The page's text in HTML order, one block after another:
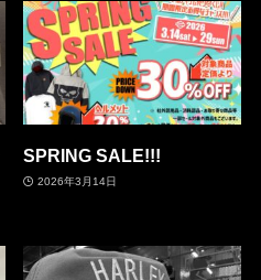
SPRING SALE!!!
2026年3月14日